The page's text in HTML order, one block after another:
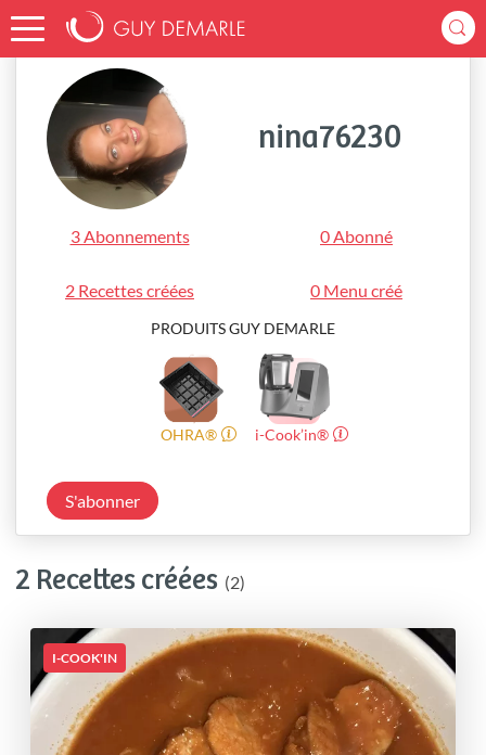
Accueil nina76230
nina76230
3 Abonnements 0 Abonné
2 Recettes créées 0 Menu créé
PRODUITS GUY DEMARLE
OHRA® i-Cook’in®
S'abonner
2 Recettes créées (2)
I-COOK'IN